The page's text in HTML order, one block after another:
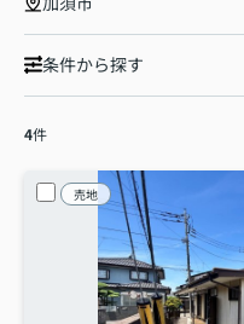
条件から探す
4件
売地